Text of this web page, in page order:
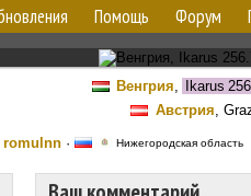
Помощь Форум
Венгрия, Ikarus
Австрия,
romulnn · Нижегородская область